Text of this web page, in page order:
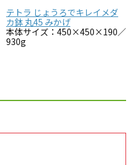
テトラ じょうろでキレイメダ
カ鉢 丸45 みかげ
本体サイズ：450×450×190／
930g